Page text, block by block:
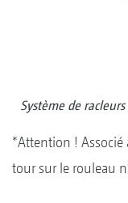
Système de
*Attention ! Associé
tour sur le rouleau